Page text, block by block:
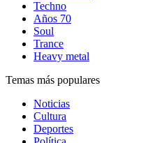
Techno
Años 70
Soul
Trance
Heavy metal
Temas más populares
Noticias
Cultura
Deportes